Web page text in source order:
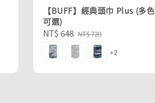
【BUFF】經典頭巾 Plus (多色
可選)
Sale
price
NT$ 648 Regular
price
NT$ 720
+2